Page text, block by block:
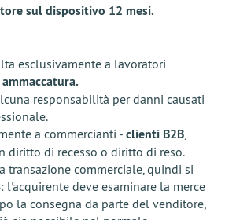
sul dispositivo 12 mesi.
esclusivamente a lavoratori
responsabilità per danni causati
a commercianti - clienti B2B
diritto di recesso o diritto di reso.
transazione commerciale, quindi si
l'acquirente deve esaminare la merce
la consegna da parte del venditore,